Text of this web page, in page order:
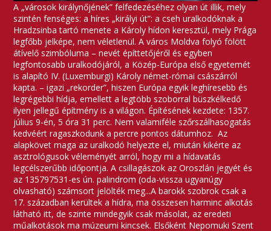
A „városok királynőjének” felfedezéséhez olyan út illik, mely
szintén fenséges: a híres „királyi út”: a cseh uralkodóknak a
Hradzsinba tartó menete a Károly hídon keresztül, mely Prága
legfőbb jelképe, nem véletlenül. A város Moldva folyó fölött
átívelő szimbóluma – nevét építtetőjéről és egyben
legfontosabb uralkodójáról, a Közép-Európa első egyetemét
is alapító IV. (Luxemburgi) Károly német-római császárról
kapta. – igazi „rekorder”, hiszen Európa egyik leghíresebb és
legrégebbi hídja, emellett a legtöbb szoborral büszkélkedő
ilyen jellegű építmény is a világon. Építésének kezdete: 1357.
július 9-én, 5 óra 31 perc. Nem valamiféle szőrszálhasogatás
kedvéért ragaszkodunk a percre pontos dátumhoz. Az
alapkövet maga az uralkodó helyezte el, miután kikérte az
asztrológusok véleményét arról, hogy mi a hídavatás
legcélszerűbb időpontja. A csillagászok az Oroszlán jegyét és
az 135797531-es ún. palindrom (oda-vissza ugyanúgy
olvasható) számsort jelölték meg...A barokk szobrok csak a
17. században kerültek a hídra, ma összesen harminc alkotás
látható itt, de szinte mindegyik csak másolat, az eredeti
műalkotások ma múzeumi kincsek. Elsőként Nepomuki Szent